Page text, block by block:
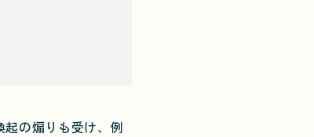
の煽りも受け、例